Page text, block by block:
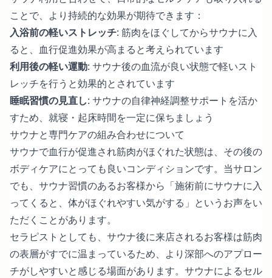
ことで、より持続的な効果が期待できます：
入浴前の軽いストレッチ: 筋肉をほぐしてからサウナに入
ると、血行促進効果が高まると考えられています
利用後の軽い運動: サウナ後の血流が良い状態で軽いスト
レッチを行うと効果的とされています
睡眠習慣の見直し: サウナの自律神経調整サポートを活か
すため、就寝・起床時間を一定に保ちましょう
サウナと専門ケアの組み合わせについて
サウナで血行が促進され筋肉がほぐれた状態は、その後の
ボディケアにとっても良いコンディションです。当サロン
でも、サウナ習慣のあるお客様から「施術前にサウナに入
ってくると、体がほぐれやすい気がする」というお声をい
ただくことがあります。
セラピストとしても、サウナ後に来店されるお客様は筋肉
の表層がすでに温まっているため、より深部へのアプロー
チがしやすいと感じる場面があります。サウナによるセル